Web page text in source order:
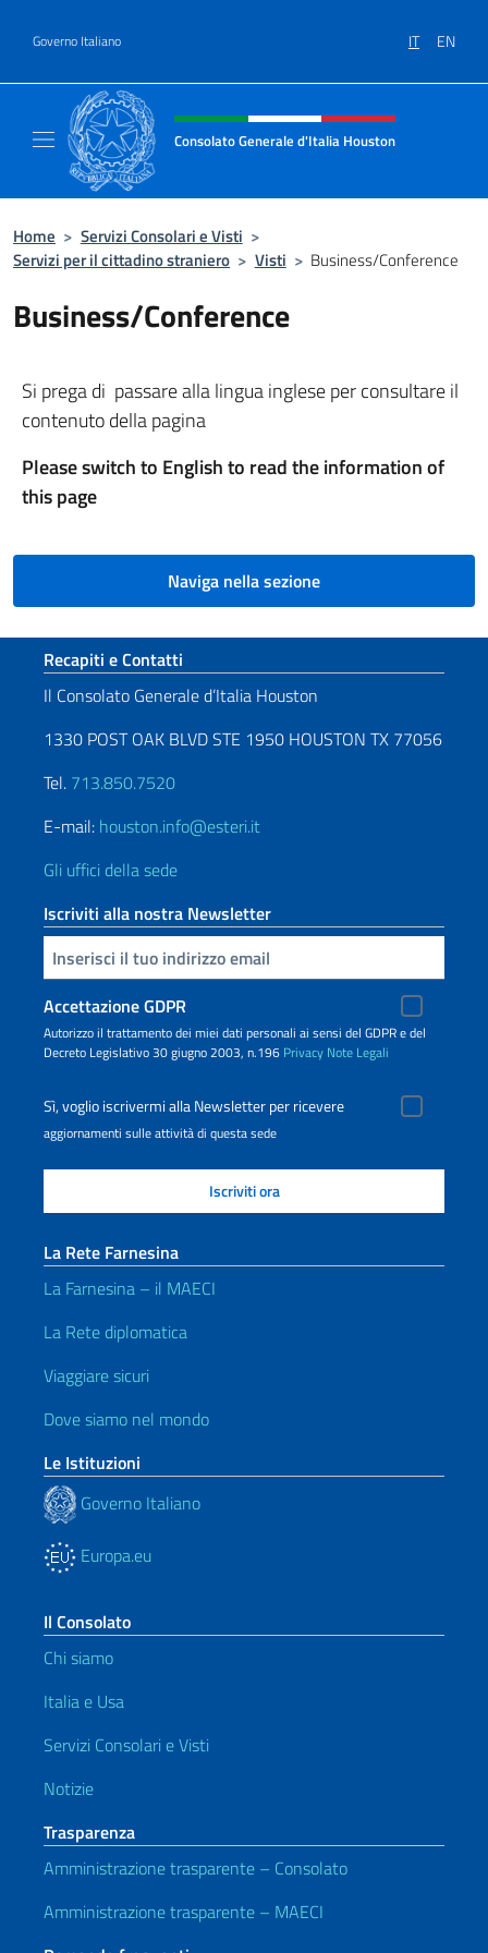
Governo Italiano IT EN
Intestazione sito, social e menù
Consolato Generale d'Italia Houston
Home > Servizi Consolari e Visti >
Servizi per il cittadino straniero > Visti > Business/Conference
Business/Conference
Si prega di passare alla lingua inglese per consultare il
contenuto della pagina
Please switch to English to read the information of
this page
Naviga nella sezione
Sezione footer
Recapiti e Contatti
Il Consolato Generale d’Italia Houston
1330 POST OAK BLVD STE 1950 HOUSTON TX 77056
Tel. 713.850.7520
E-mail: houston.info@esteri.it
Gli uffici della sede
Iscriviti alla nostra Newsletter
Inserisci la tua email
Accettazione GDPR
Autorizzo il trattamento dei miei dati personali ai sensi del GDPR e del
Decreto Legislativo 30 giugno 2003, n.196 Privacy Note Legali
Sì, voglio iscrivermi alla Newsletter per ricevere
aggiornamenti sulle attività di questa sede
La Rete Farnesina
La Farnesina – il MAECI
La Rete diplomatica
Viaggiare sicuri
Dove siamo nel mondo
Le Istituzioni
Governo Italiano
Europa.eu
Il Consolato
Chi siamo
Italia e Usa
Servizi Consolari e Visti
Notizie
Trasparenza
Amministrazione trasparente – Consolato
Amministrazione trasparente – MAECI